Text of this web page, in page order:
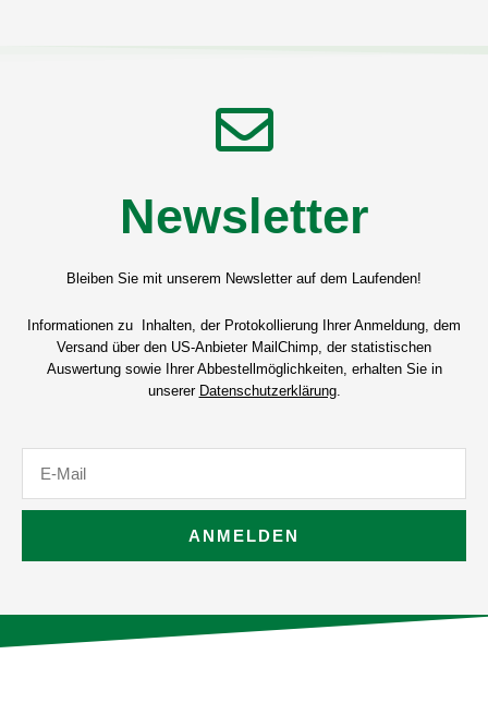
Newsletter
Bleiben Sie mit unserem Newsletter auf dem Laufenden!
Informationen zu Inhalten, der Protokollierung Ihrer Anmeldung, dem
Versand über den US-Anbieter MailChimp, der statistischen
Auswertung sowie Ihrer Abbestellmöglichkeiten, erhalten Sie in
unserer Datenschutzerklärung.
Mail
ANMELDEN